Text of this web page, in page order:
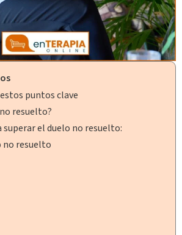
puntos clave
resuelto?
superar el duelo no resuelto:
no resuelto